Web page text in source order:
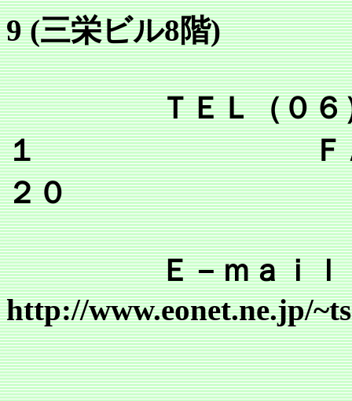
9 (三栄ビル8階)
ＴＥＬ（０６）６
１ ＦＡＸ（０
２０
Ｅ－ｍａｉｌ
http://www.eonet.ne.jp/